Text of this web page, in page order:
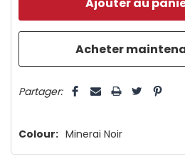
plus
Partager:
Colour: Minerai Noir